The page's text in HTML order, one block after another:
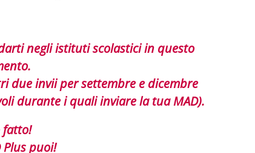
negli istituti scolastici in questo
due invii per settembre e dicembre
durante i quali inviare la tua MAD).
fatto!
Plus puoi!